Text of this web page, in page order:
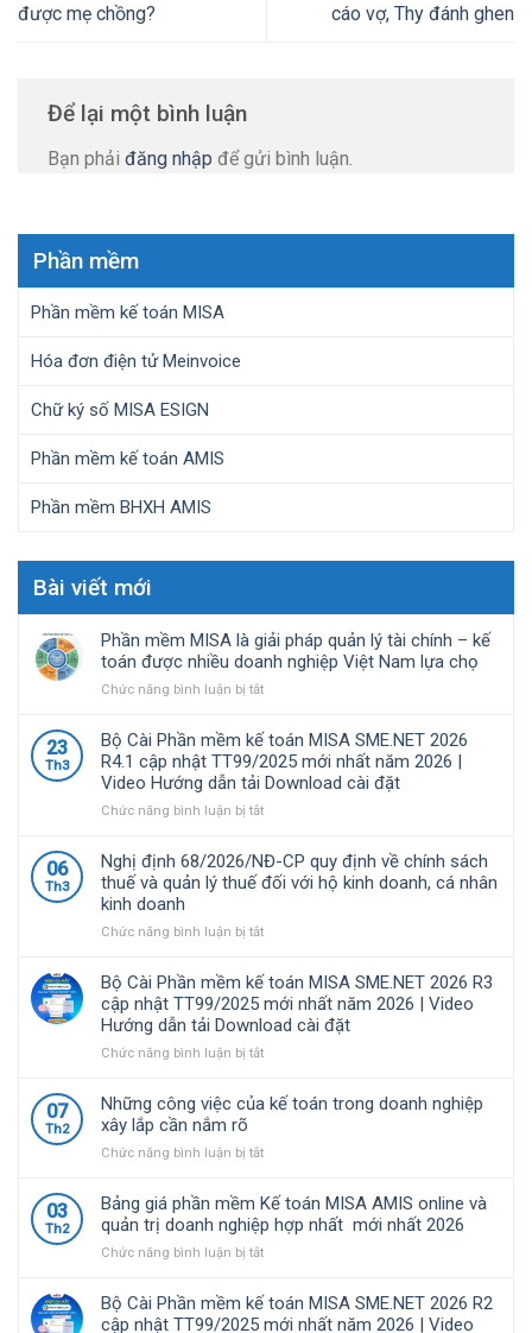
được mẹ chồng?
cáo vợ, Thy đánh ghen
Để lại một bình luận
Bạn phải đăng nhập để gửi bình luận.
Phần mềm
Phần mềm kế toán MISA
Hóa đơn điện tử Meinvoice
Chữ ký số MISA ESIGN
Phần mềm kế toán AMIS
Phần mềm BHXH AMIS
Bài viết mới
Phần mềm MISA là giải pháp quản lý tài chính – kế
toán được nhiều doanh nghiệp Việt Nam lựa chọ
Chức năng bình luận bị tắtở
mềm
MISA
là
giải
pháp
tài
chính
kế
được
nhiều
doanh
nghiệp
Việt
chọ
23
Th3
Bộ Cài Phần mềm kế toán MISA SME.NET 2026
R4.1 cập nhật TT99/2025 mới nhất năm 2026 |
Video Hướng dẫn tải Download cài đặt
Chức năng bình luận bị tắtở
Phần
mềm
toán
SME.NET
2026
R4.1
cập
nhật
nhất
2026
Video
Hướng
dẫn
tải
cài
đặt
06
Th3
Nghị định 68/2026/NĐ-CP quy định về chính sách
thuế và quản lý thuế đối với hộ kinh doanh, cá nhân
kinh doanh
Chức năng bình luận bị tắtở
định
68/2026/NĐ-
CP
quy
định
chính
sách
và
thuế
đối
với
kinh
doanh,
Bộ Cài Phần mềm kế toán MISA SME.NET 2026 R3
cập nhật TT99/2025 mới nhất năm 2026 | Video
Hướng dẫn tải Download cài đặt
Chức năng bình luận bị tắtở
Phần
kế
MISA
SME.NET
2026
R3
nhật
TT99/2025
07
Th2
Những công việc của kế toán trong doanh nghiệp
xây lắp cần nắm rõ
Chức năng bình luận bị tắtở
công
việc
của
kế
trong
doanh
03
Th2
Bảng giá phần mềm Kế toán MISA AMIS online và
quản trị doanh nghiệp hợp nhất mới nhất 2026
Chức năng bình luận bị tắtở
giá
phần
Bộ Cài Phần mềm kế toán MISA SME.NET 2026 R2
cập nhật TT99/2025 mới nhất năm 2026 | Video